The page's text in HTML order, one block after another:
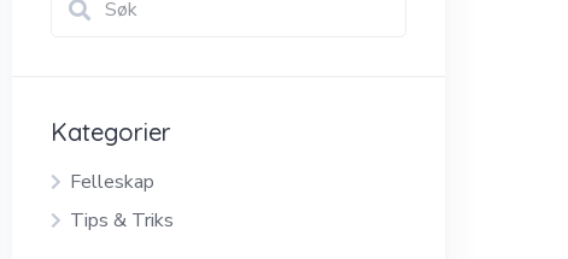
Kategorier
Felleskap
Tips & Triks